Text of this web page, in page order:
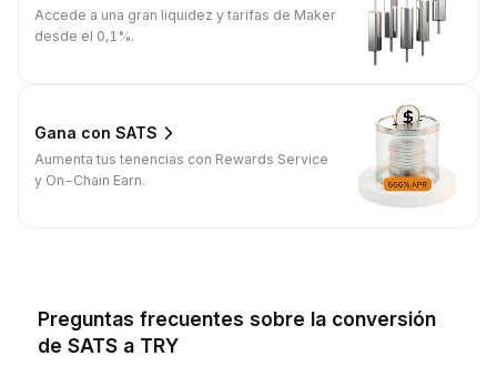
Accede a una gran liquidez y tarifas de Maker
desde el 0,1%.
Gana con SATS
Aumenta tus tenencias con Rewards Service
y On-Chain Earn.
Preguntas frecuentes sobre la conversión
de SATS a TRY